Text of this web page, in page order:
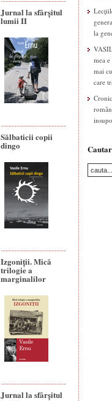
Jurnal la sfârșitul
lumii II
Sălbaticii copii
dingo
Izgoniții. Mică
trilogie a
marginalilor
Jurnal la sfârșitul
la
mea
mai
care